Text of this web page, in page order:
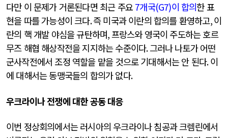
다만 이 문제가 거론된다면 최근 주요 7개국(G7)이 합의한 표
현을 따를 가능성이 크다.즉 미국과 이란의 합의를 환영하고,이
란의 핵 개발 야심을 규탄하며,프랑스와 영국이 주도하는 호르
무즈 해협 해상작전을 지지하는 수준이다.그러나 나토가 어떤
군사작전에서 조정 역할을 맡을 것으로 기대해서는 안 된다.이
에 대해서는 동맹국들의 합의가 없다.
우크라이나 전쟁에 대한 공동 대응
이번 정상회의에서는 러시아의 우크라이나 침공과 크렘린에서